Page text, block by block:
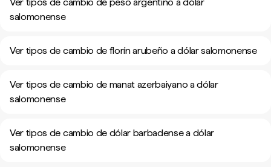
salomonense
Ver tipos de cambio de florín arubeño a dólar salomonense
Ver tipos de cambio de manat azerbaiyano a dólar
salomonense
Ver tipos de cambio de dólar barbadense a dólar
salomonense